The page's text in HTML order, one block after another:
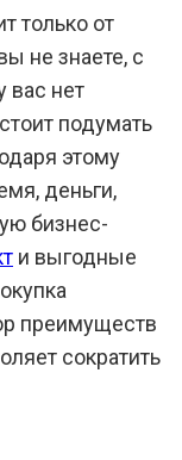
только от
не знаете, с
вас нет
подумать
этому
деньги,
бизнес-
и выгодные
преимуществ
сократить